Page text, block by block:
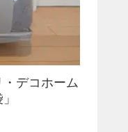
デコホーム